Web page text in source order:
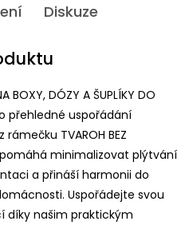
Diskuze
BOXY, DÓZY A ŠUPLÍKY DO
přehledné uspořádání
TVAROH BEZ
minimalizovat plýtvání
a přináší harmonii do
Uspořádejte svou
díky našim praktickým